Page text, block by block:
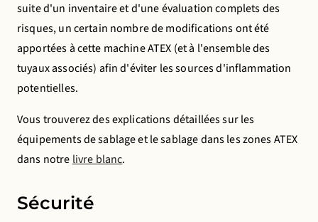
suite d'un inventaire et d'une évaluation complets des
risques, un certain nombre de modifications ont été
apportées à cette machine ATEX (et à l'ensemble des
tuyaux associés) afin d'éviter les sources d'inflammation
potentielles.
Vous trouverez des explications détaillées sur les
équipements de sablage et le sablage dans les zones ATEX
dans notre livre blanc.
Sécurité